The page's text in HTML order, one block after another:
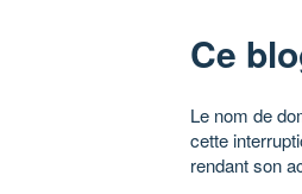
Ce
Le nom de
cette
rendant son